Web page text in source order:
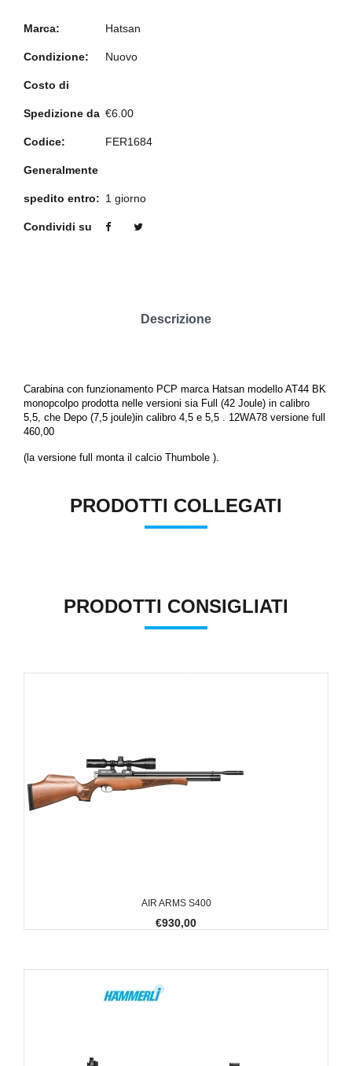
Marca: Hatsan
Condizione: Nuovo
Costo di
Spedizione da €6.00
Codice: FER1684
Generalmente
spedito entro: 1 giorno
Condividi su
Descrizione
Carabina con funzionamento PCP marca Hatsan modello AT44 BK
monopcolpo prodotta nelle versioni sia Full (42 Joule) in calibro
5,5, che Depo (7,5 joule)in calibro 4,5 e 5,5 . 12WA78 versione full
460,00
(la versione full monta il calcio Thumbole ).
PRODOTTI COLLEGATI
PRODOTTI CONSIGLIATI
AIR ARMS S400
€930,00